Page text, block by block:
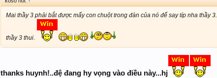
Mai thầy 3 phải bắt được mấy con chuột trong đàn của nó để say típ nha thầy
thầy 3 thui.
thanks huynh!..đệ đang hy vọng vào điều này...hj